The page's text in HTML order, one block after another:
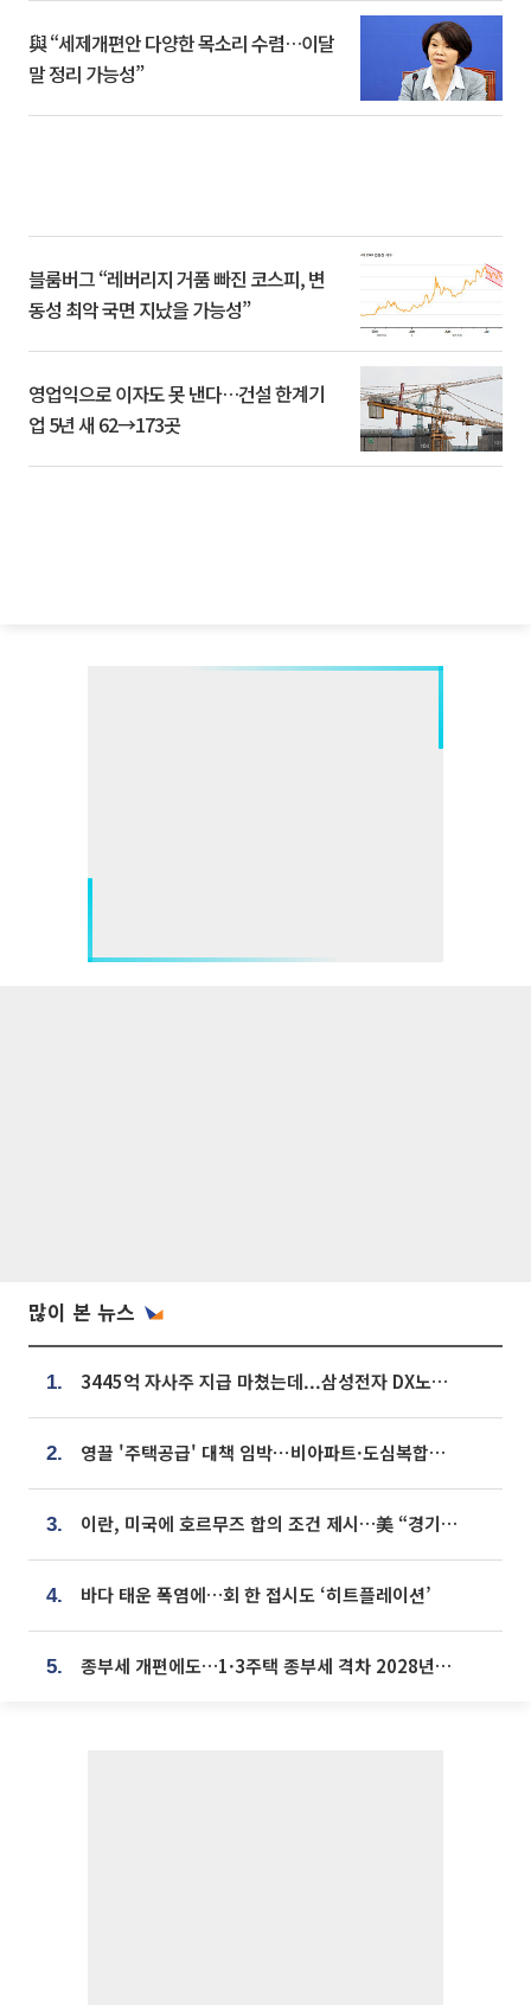
與 “세제개편안 다양한 목소리 수렴…이달
말 정리 가능성”
블룸버그 “레버리지 거품 빠진 코스피, 변
동성 최악 국면 지났을 가능성”
영업익으로 이자도 못 낸다…건설 한계기
업 5년 새 62→173곳
많이 본 뉴스
1. 3445억 자사주 지급 마쳤는데...삼성전자 DX노조, 뒤늦은 '떼쓰기 집회'
2. 영끌 '주택공급' 대책 임박⋯비아파트·도심복합까지 총동원
3. 이란, 미국에 호르무즈 합의 조건 제시…美 “경기 아직 안 끝나” [종합]
4. 바다 태운 폭염에…회 한 접시도 ‘히트플레이션’
5. 종부세 개편에도…1·3주택 종부세 격차 2028년부터 확대